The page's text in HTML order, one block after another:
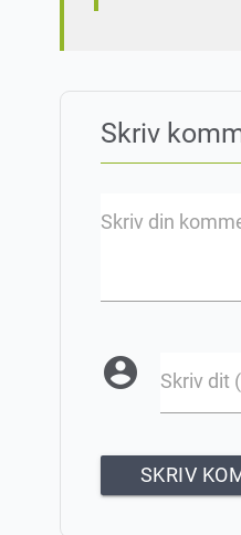
Skriv
Skriv din
account_circle Skriv dit
SKRIV